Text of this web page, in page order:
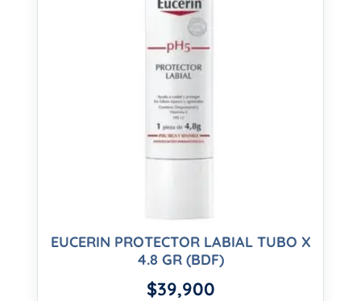
EUCERIN PROTECTOR LABIAL TUBO X
4.8 GR (BDF)
$39,900